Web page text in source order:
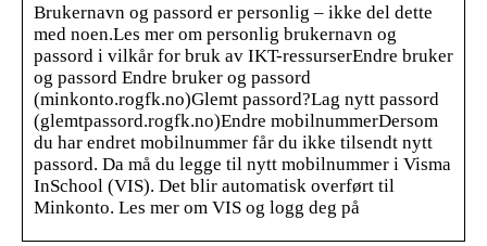
Brukernavn og passord er personlig – ikke del dette
med noen.Les mer om personlig brukernavn og
passord i vilkår for bruk av IKT-ressurserEndre bruker
og passord Endre bruker og passord
(minkonto.rogfk.no)Glemt passord?Lag nytt passord
(glemtpassord.rogfk.no)Endre mobilnummerDersom
du har endret mobilnummer får du ikke tilsendt nytt
passord. Da må du legge til nytt mobilnummer i Visma
InSchool (VIS). Det blir automatisk overført til
Minkonto. Les mer om VIS og logg deg på